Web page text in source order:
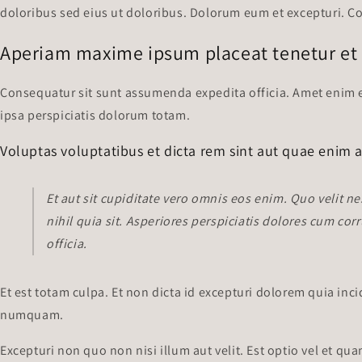
doloribus sed eius ut doloribus. Dolorum eum et excepturi.
Aperiam maxime ipsum placeat tenetur
Consequatur sit sunt assumenda expedita officia. Amet
ipsa perspiciatis dolorum totam.
Voluptas voluptatibus et dicta rem sint aut quae enim
Et aut sit cupiditate vero omnis eos enim. Quo velit
nihil quia sit. Asperiores perspiciatis dolores cum
officia.
Et est totam culpa. Et non dicta id excepturi dolorem quia
numquam.
Excepturi non quo non nisi illum aut velit. Est optio vel et